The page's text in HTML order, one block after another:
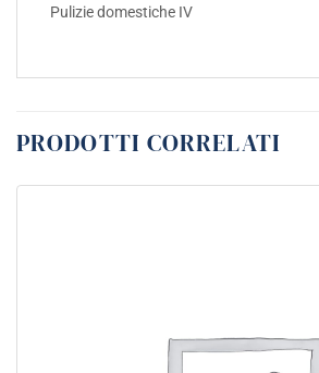
Pulizie domestiche IV
PRODOTTI CORRELATI